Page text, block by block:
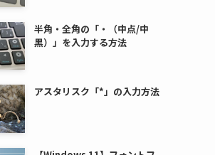
半角・全角の「・（中点/中
黒）」を入力する方法
アスタリスク「*」の入力方法